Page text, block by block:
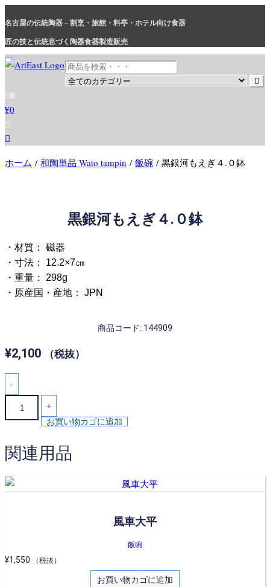
ン
テ
ン
ツ
ス
キ
ッ
プ
名古屋の伝統陶器 – 割烹・旅館・料亭・ホテル向け食器
匠の技と伝統息づく陶器食器製造販売
和食器・洋食器通販｜割烹・旅館・料亭・ホテル等業務用卸販売
業務用から個人用まで、おしゃれでかわいい和食器・洋食器はま
とめ買いがお得です。
0
¥0
ホーム / 和陶単品 Wato tampin / 飯碗 / 黒銀河もえぎ４.０鉢
黒銀河もえぎ４.０鉢
・材質： 磁器
・寸法： 12.2×7㎝
・重量： 298g
・原産国・産地： JPN
商品コード: 144909
¥2,100 （税抜）
-
銀
も
え
ぎ
４.
+
お買い物カゴに追加
関連用品
風車大平
飯碗
¥1,550 （税抜）
お買い物カゴに追加